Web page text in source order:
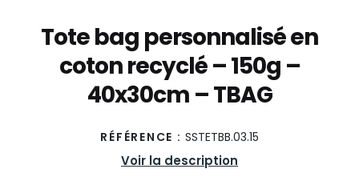
Tote bag personnalisé en
coton recyclé – 150g –
40x30cm – TBAG
RÉFÉRENCE : SSTETBB.03.15
Voir la description